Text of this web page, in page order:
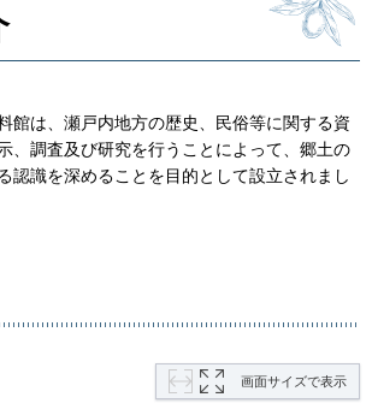
館は、瀬戸内地方の歴史、民俗等に関する資
、調査及び研究を行うことによって、郷土の
認識を深めることを目的として設立されまし
画面サイズで表示